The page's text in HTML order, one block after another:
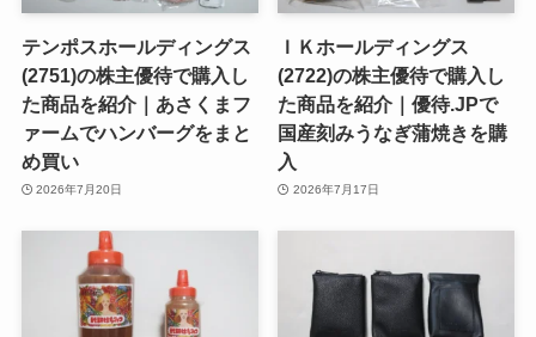
テンポスホールディングス
(2751)の株主優待で購入し
た商品を紹介｜あさくまフ
ァームでハンバーグをまと
め買い
2026年7月20日
ＩＫホールディングス
(2722)の株主優待で購入し
た商品を紹介｜優待.JPで
国産刻みうなぎ蒲焼きを購
入
2026年7月17日